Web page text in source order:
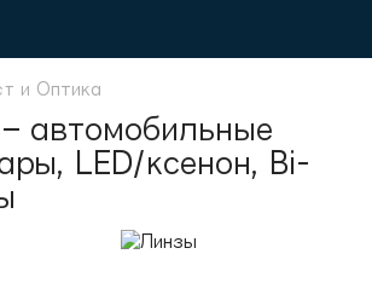
и Оптика
автомобильные
LED/ксенон, Bi-